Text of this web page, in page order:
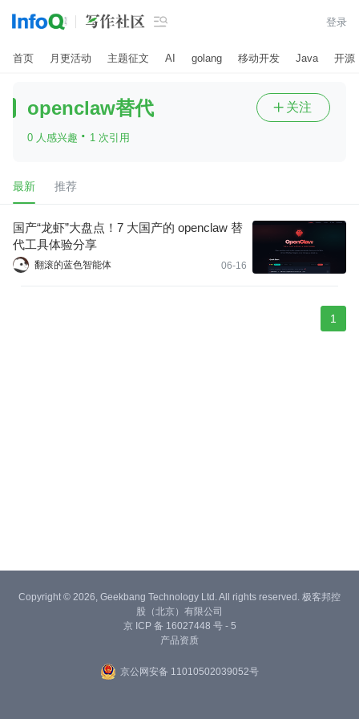
 登录
首页 月更活动 主题征文 AI golang 移动开发 Java 开源
openclaw替代
0 人感兴趣 · 1 次引用
 关注
最新 推荐
国产“龙虾”大盘点！7 大国产的 openclaw 替
代工具体验分享
翻滚的蓝色智能体 06-16
1
Copyright © 2026, Geekbang Technology Ltd. All rights reserved. 极客邦控
股（北京）有限公司
京 ICP 备 16027448 号 - 5
产品资质
京公网安备 11010502039052号